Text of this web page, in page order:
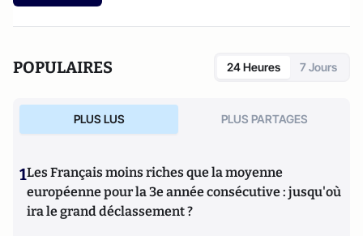
POPULAIRES 24 Heures 7 Jours
PLUS LUS PLUS PARTAGES
1Les Français moins riches que la moyenne
européenne pour la 3e année consécutive : jusqu'où
ira le grand déclassement ?